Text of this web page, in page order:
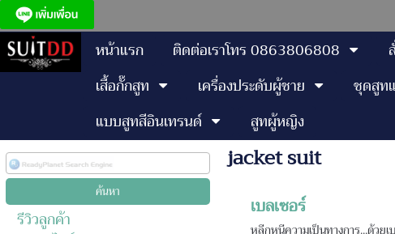
หน้าแรก ติดต่อเราโทร 0863806808
เสื้อกั๊กสูท
เครื่องประดับผู้ชาย ชุดสูท
แบบสูทสีอินเทรนด์
สูทผู้หญิง
รีวิวลูกค้า
jacket suit
เบลเซอร์
หลีกหนีความเป็นทางการ...ด้วย